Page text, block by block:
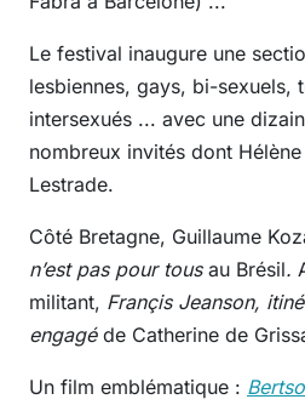
Le festival inaugure une
lesbiennes, gays, bi-sexuels,
intersexués ... avec une
nombreux invités dont
Lestrade.
Côté Bretagne, Guillaume
n’est pas pour tous au Brésil.
militant, Françis Jeanson,
engagéde Catherine de
Un film emblématique : B